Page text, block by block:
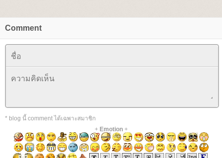
Comment
* blog นี้ comment ได้เฉพาะสมาชิก
+ Emotion+